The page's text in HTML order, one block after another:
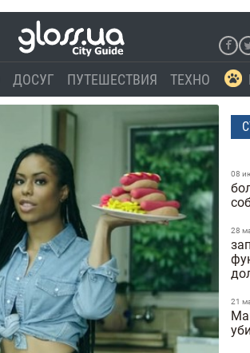
ДОСУГ ПУТЕШЕСТВИЯ ТЕХНО
08
28
21